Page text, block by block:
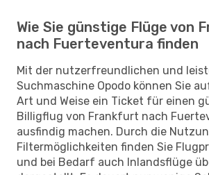
Wie Sie günstige Flüge von
nach Fuerteventura finden
Mit der nutzerfreundlichen und
Suchmaschine Opodo können Sie
Art und Weise ein Ticket für einen
Billigflug von Frankfurt nach
ausfindig machen. Durch die
Filtermöglichkeiten finden Sie
und bei Bedarf auch Inlandsflüge